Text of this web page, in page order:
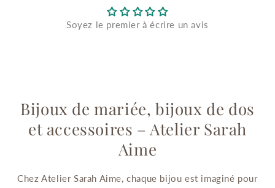
Soyez le premier à écrire un avis
Bijoux de mariée, bijoux de dos
et accessoires – Atelier Sarah
Aime
Chez Atelier Sarah Aime, chaque bijou est imaginé pour